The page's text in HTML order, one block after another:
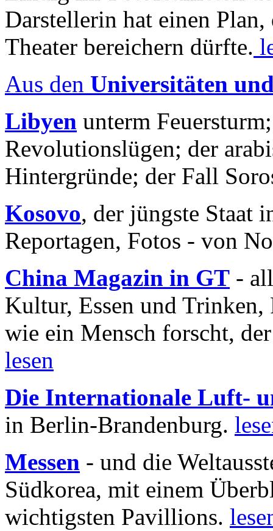
Darstellerin hat einen Plan,
Theater bereichern dürfte.
Aus den Universitäten
Libyen unterm
Revolutionslügen; der
Hintergründe; der Fall
Kosovo, der jüngste Staat
Reportagen, Fotos - von
China Magazin in GT -
Kultur, Essen und
wie ein Mensch forscht,
lesen
Die Internationale Luft-
in Berlin-Brandenburg.
Messen - und die
Südkorea, mit einem
wichtigsten Pavillions.